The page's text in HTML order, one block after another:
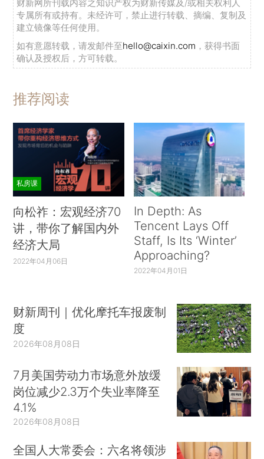
财新网所刊载内容之知识产权为财新传媒及/或相关权利人
专属所有或持有。未经许可，禁止进行转载、摘编、复制及
建立镜像等任何使用。
如有意愿转载，请发邮件至hello@caixin.com ，获得书面
确认及授权后，方可转载。
推荐阅读
私房课
向松祚：宏观经济70
讲，带你了解国内外
经济大局
2022年04月06日
In Depth: As
Tencent Lays Off
Staff, Is Its ‘Winter’
Approaching?
2022年04月01日
财新周刊｜优化摩托车报废制
度
2026年08月08日
7月美国劳动力市场意外放缓
岗位减少2.3万个失业率降至
4.1%
2026年08月08日
全国人大常委会：六名将领涉